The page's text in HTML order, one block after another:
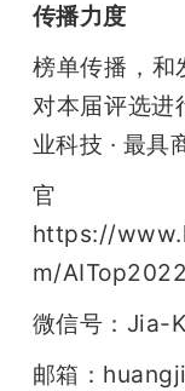
传播力度
榜单传播，
对本届评选进
业科技 · 最具
https://
m/
微信号：Jia-
邮箱：